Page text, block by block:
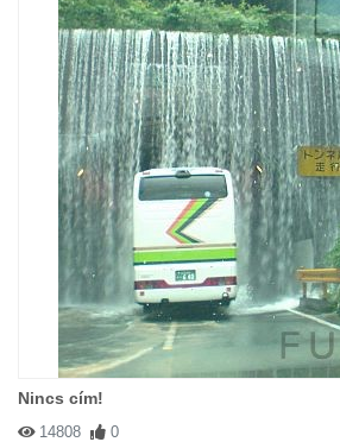
Nincs cím!
14808 0